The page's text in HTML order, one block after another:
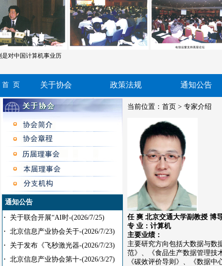
中国计算机事业历
首 页 关于协会 政策法规 通知公告
通知公告
· 关于联合开展“AI时-(2026/7/25)
· 北京信息产业协会关于-(2026/7/23)
·
关于发布《飞秒激光器-(2026/7/23)
· 北京信息产业协会第十-(2026/3/27)
当前位置： 首页 > 专家介绍
任 爽 北京交通大学副教授 博
专 业：计算机
主要业绩：
主要研究方向包括大数据与数
范》、《食品生产数据管理技
《碳效评价导则》、《数据